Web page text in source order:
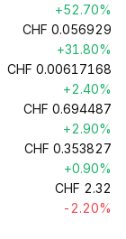
+52.70%
CHF 0.056929
+31.80%
CHF 0.00617168
+2.40%
CHF 0.694487
+2.90%
CHF 0.353827
+0.90%
CHF 2.32
-2.20%